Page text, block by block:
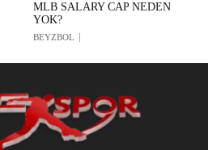
MLB SALARY CAP NEDEN
YOK?
BEYZBOL